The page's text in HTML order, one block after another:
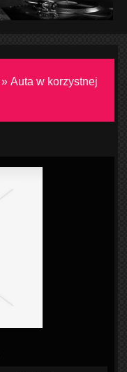
» Auta w korzystnej